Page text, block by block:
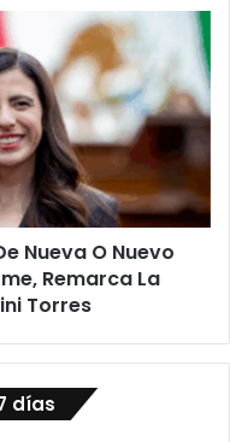
Nueva O Nuevo
Remarca La
Torres
días